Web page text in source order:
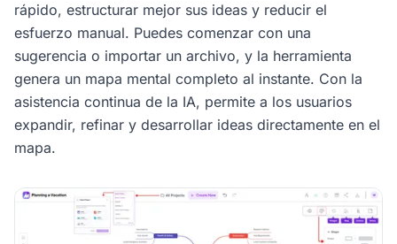
rápido, estructurar mejor sus ideas y reducir el
esfuerzo manual. Puedes comenzar con una
sugerencia o importar un archivo, y la herramienta
genera un mapa mental completo al instante. Con la
asistencia continua de la IA, permite a los usuarios
expandir, refinar y desarrollar ideas directamente en el
mapa.